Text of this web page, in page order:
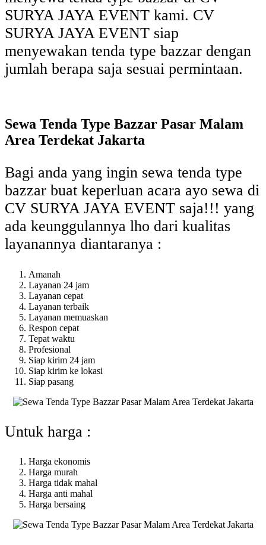
SURYA JAYA EVENT kami. CV
SURYA JAYA EVENT siap
menyewakan tenda type bazzar dengan
jumlah berapa saja sesuai permintaan.
Sewa Tenda Type Bazzar Pasar Malam
Area Terdekat Jakarta
Bagi anda yang ingin sewa tenda type
bazzar buat keperluan acara ayo sewa di
CV SURYA JAYA EVENT saja!!! yang
ada keunggulannya lho dari kualitas
layanannya diantaranya :
Amanah
Layanan 24 jam
Layanan cepat
Layanan terbaik
Layanan memuaskan
Respon cepat
Tepat waktu
Profesional
Siap kirim 24 jam
Siap kirim ke lokasi
Siap pasang
Untuk harga :
Harga ekonomis
Harga murah
Harga tidak mahal
Harga anti mahal
Harga bersaing